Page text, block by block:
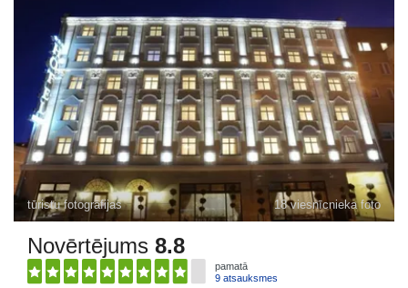
tūristu fotogrāfijas 18 viesnīcnieka foto
Novērtējums 8.8
pamatā
9 atsauksmes